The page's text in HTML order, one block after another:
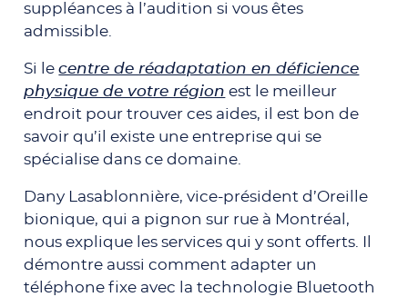
suppléances à l’audition si vous êtes
admissible.
Si lecentre de réadaptation en déficience
physique de votre région est le meilleur
endroit pour trouver ces aides, il est bon de
savoir qu’il existe une entreprise qui se
spécialise dans ce domaine.
Dany Lasablonnière, vice-président d’Oreille
bionique, qui a pignon sur rue à Montréal,
nous explique les services qui y sont offerts. Il
démontre aussi comment adapter un
téléphone fixe avec la technologie Bluetooth